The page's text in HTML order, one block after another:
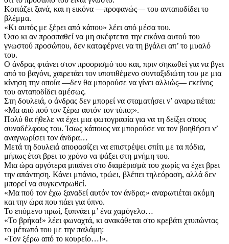
Κοιτάζει ξανά, και η εικόνα —προφανώς— του ανταποδίδει το
βλέμμα.
«Κι αυτός με ξέρει από κάπου» λέει από μέσα του.
Όσο κι αν προσπαθεί να μη σκέφτεται την εικόνα αυτού του
γνωστού προσώπου, δεν καταφέρνει να τη βγάλει απ’ το μυαλό
του.
Ο άνδρας φτάνει στον προορισμό του και, πριν σηκωθεί για να βγει
από το βαγόνι, χαιρετάει τον υποτιθέμενο συνταξιδιώτη του με μια
κίνηση την οποία —δεν θα μπορούσε να γίνει αλλιώς— εκείνος
του ανταποδίδει αμέσως.
Στη δουλειά, ο άνδρας δεν μπορεί να σταματήσει ν’ αναρωτιέται:
«Μα από πού τον ξέρω αυτόν τον τύπο;».
Πολύ θα ήθελε να έχει μια φωτογραφία για να τη δείξει στους
συναδέλφους του. Ίσως κάποιος να μπορούσε να τον βοηθήσει ν’
αναγνωρίσει τον άνδρα…
Μετά τη δουλειά αποφασίζει να επιστρέψει σπίτι με τα πόδια,
μήπως έτσι βρει το χρόνο να ψάξει στη μνήμη του.
Μια ώρα αργότερα μπαίνει στο διαμέρισμά του χωρίς να έχει βρει
την απάντηση. Κάνει μπάνιο, τρώει, βλέπει τηλεόραση, αλλά δεν
μπορεί να συγκεντρωθεί.
«Μα πού τον έχω ξαναδεί αυτόν τον άνδρα;» αναρωτιέται ακόμη
και την ώρα που πάει για ύπνο.
Το επόμενο πρωί, ξυπνάει μ’ ένα χαμόγελο…
«Το βρήκα!» λέει φωναχτά, κι ανακάθεται στο κρεβάτι χτυπώντας
το μέτωπό του με την παλάμη:
«Τον ξέρω από το κουρείο…!».